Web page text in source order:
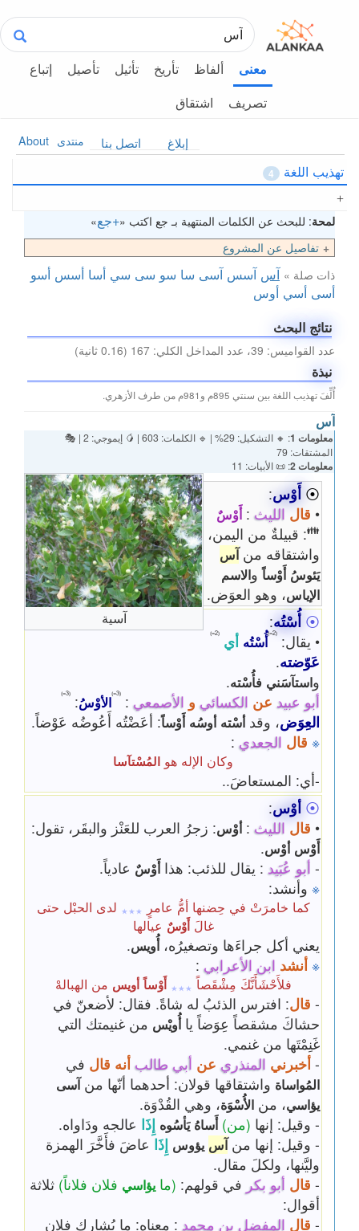
معنى ألفاظ تأريخ تأثيل تأصيل
إتباع
تصريف
اشتقاق
About منتدى اتصل بنا إبلاغ
تهذيب اللغة 4
لمحة: للبحث عن الكلمات المنتهية بـ جع اكتب «+جع»
تفاصيل عن المشروع
ذات صلة » آس آسس آسى سا سو سى سي أسا أسس أسو
أسى أسي أوس
نتائج البحث
عدد القواميس: 39، عدد المداخل الكلي: 167 (0.16 ثانية)
نبذة
أُلِّفَ تهذيب اللغة بين سنتي 895م و981م من طرف الأزهري.
آس
معلومات 1
: 🔸 التشكيل: 29% | 🔹 الكلمات: 603 | 🥭 إيموجي: 2 | 🎭
المشتقات: 79
معلومات 2 : 📜 الأبيات: 11
آسية
⦿ أَوْس:
• قال الليث : أَوْسٌ
👪: قبيلةٌ من اليمن،
واشتقاقه منآس
يَئوسُ أَوْساًوالاسم
الإياس، وهو العوَض.
⦿ أُسْتُه:
• يقال:
أُسْتُهأي
عَوّضته.
واستآسَني فأُسْته.
أبو عبيد عن الكسائي والأصمعي : الأوْسُ:
العِوَض، وقد أسْته أوسُه أَوْساً: أعَضْتُه أَعُوضُه عَوْضاً.
※ قال الجعدي :
وكان الإله هو المُسْتآسا
-أي: المستعاضَ..
⦿ أوْس:
• قال الليث : أوْس: زجرُ العرب للعَنْز والبقَر، تقول:
أَوْس أوْس.
- أبو عُبَيد : يقال للذئب: هذا أَوْسٌعادياً.
※ وأنشد:
كما خامرَتْ في حِضنها أمُّ عامرٍ ٭٭٭لدى الحبْل حتى
غالَ أَوْسٌعيالها
يعني أكل جراءَها وتصغيرُه، أُويس.
※ أنشد ابن الأعرابي :
فلأَحْشَأَنَّكَ مِشْقَصاً ٭٭٭ أَوْساً أويسمن الهبالهْ
- قال: افترس الذئبُ له شاةً. فقال: لأضعنّ في
حشاكَ مشقصاً عِوَضاً يا أُويْسمن غنيمتك التي
غَنِمْتَها من غنمي.
- أخبرني المنذري عن أبي طالب أنه قالفي
المُواساةواشتقاقها قولان: أحدهما أنّها منآسى
يؤاسي، من الأُسْوَة، وهي القُدْوَة.
- وقيل: إنها (من) أَساهُ يَأسُوهإِذَاعالجه ودَاواه.
- وقيل: إنها منآس يؤوسإِذَاعاضَ فأَخَّرَ الهمزة
وليَّنها، ولكلَ مقال.
- قال أبو بكر في قولهم: (ما يؤاسيفلان فلاناً) ثلاثة
أقوال:
- قال المفضل بن محمد : معناه: ما يُشارك فلان